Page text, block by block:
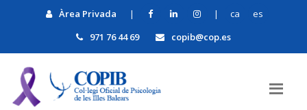
Àrea Privada | | ca
es
971 76 44 69
copib@cop.es